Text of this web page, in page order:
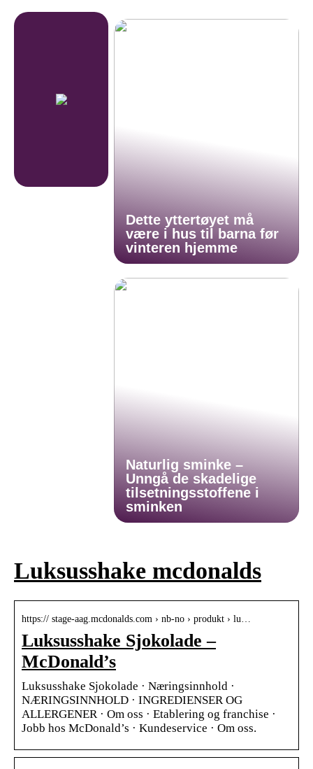
Dette yttertøyet må
være i hus til barna før
vinteren hjemme
Naturlig sminke –
Unngå de skadelige
tilsetningsstoffene i
sminken
Luksusshake mcdonalds
https:// stage-aag.mcdonalds.com › nb-no › produkt › lu…
Luksusshake Sjokolade –
McDonald’s
Luksusshake Sjokolade · Næringsinnhold ·
NÆRINGSINNHOLD · INGREDIENSER OG
ALLERGENER · Om oss · Etablering og franchise ·
Jobb hos McDonald’s · Kundeservice · Om oss.